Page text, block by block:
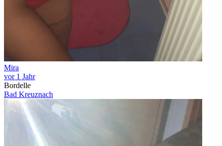
Mira
vor 1 Jahr
Bordelle
Bad Kreuznach